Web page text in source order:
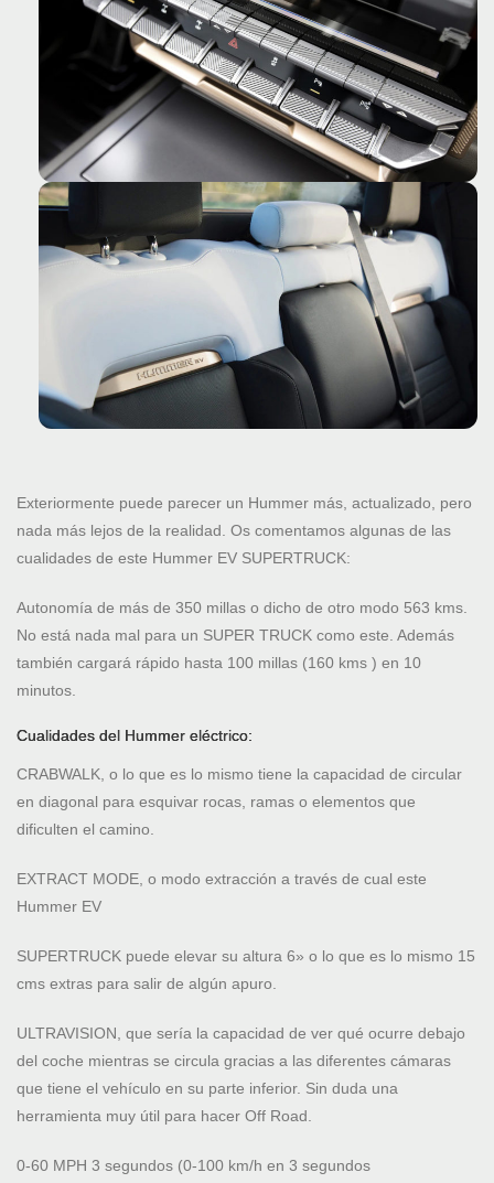
Exteriormente puede parecer un Hummer más, actualizado, pero
nada más lejos de la realidad. Os comentamos algunas de las
cualidades de este Hummer EV SUPERTRUCK:
Autonomía de más de 350 millas o dicho de otro modo 563 kms.
No está nada mal para un SUPER TRUCK como este. Además
también cargará rápido hasta 100 millas (160 kms ) en 10
minutos.
Cualidades del Hummer eléctrico:
CRABWALK, o lo que es lo mismo tiene la capacidad de circular
en diagonal para esquivar rocas, ramas o elementos que
dificulten el camino.
EXTRACT MODE, o modo extracción a través de cual este
Hummer EV
SUPERTRUCK puede elevar su altura 6» o lo que es lo mismo 15
cms extras para salir de algún apuro.
ULTRAVISION, que sería la capacidad de ver qué ocurre debajo
del coche mientras se circula gracias a las diferentes cámaras
que tiene el vehículo en su parte inferior. Sin duda una
herramienta muy útil para hacer Off Road.
0-60 MPH 3 segundos (0-100 km/h en 3 segundos